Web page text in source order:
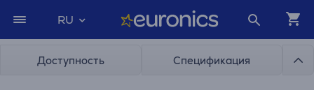
RU
Доступность Спецификация